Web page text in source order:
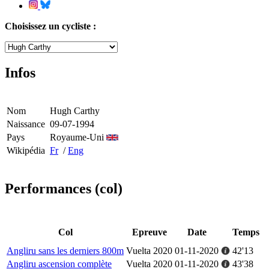
Choisissez un cycliste :
Infos
Nom
Hugh Carthy
Naissance 09-07-1994
Pays
Royaume-Uni
Wikipédia Fr/Eng
Performances (col)
Col Epreuve Date Temps
Angliru sans les derniers 800m Vuelta 2020 01-11-2020 42'13
Angliru ascension complète
Vuelta 2020 01-11-2020
43'38